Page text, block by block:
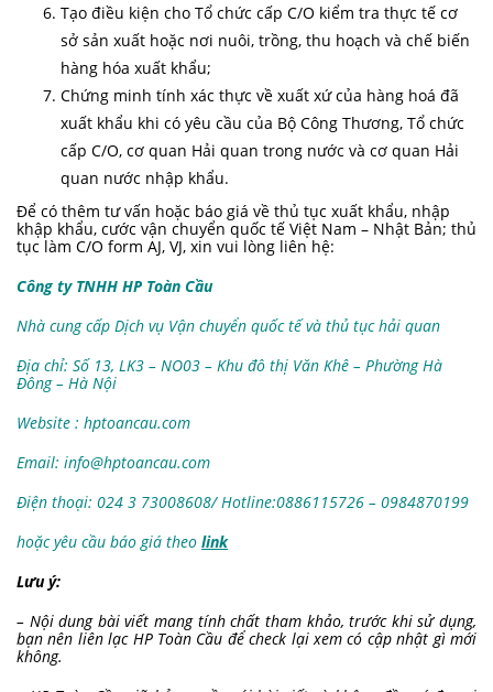
Tạo điều kiện cho Tổ chức cấp C/O kiểm tra thực tế cơ
sở sản xuất hoặc nơi nuôi, trồng, thu hoạch và chế biến
hàng hóa xuất khẩu;
Chứng minh tính xác thực về xuất xứ của hàng hoá đã
xuất khẩu khi có yêu cầu của Bộ Công Thương, Tổ chức
cấp C/O, cơ quan Hải quan trong nước và cơ quan Hải
quan nước nhập khẩu.
Để có thêm tư vấn hoặc báo giá về thủ tục xuất khẩu, nhập
khập khẩu, cước vận chuyển quốc tế Việt Nam – Nhật Bản; thủ
tục làm C/O form AJ, VJ, xin vui lòng liên hệ:
Công ty TNHH HP Toàn Cầu
Nhà cung cấp Dịch vụ Vận chuyển quốc tế và thủ tục hải quan
Địa chỉ: Số 13, LK3 – NO03 – Khu đô thị Văn Khê – Phường Hà
Đông – Hà Nội
Website : hptoancau.com
Email: info@hptoancau.com
Điện thoại: 024 3 73008608/ Hotline:0886115726 – 0984870199
hoặc yêu cầu báo giá theo link
Lưu ý:
– Nội dung bài viết mang tính chất tham khảo, trước khi sử dụng,
bạn nên liên lạc HP Toàn Cầu để check lại xem có cập nhật gì mới
không.